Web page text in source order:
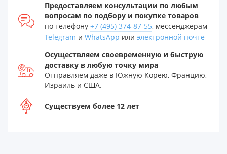
Предоставляем консультации по любым
вопросам по подбору и покупке товаров
по телефону +7 (495) 374-87-55, мессенджерам
Telegram и WhatsApp или электронной почте
Осуществляем своевременную и быструю
доставку в любую точку мира
Отправляем даже в Южную Корею, Францию,
Израиль и США.
Существуем более 12 лет